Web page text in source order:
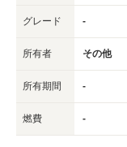
グレード -
所有者 その他
所有期間 -
燃費 -